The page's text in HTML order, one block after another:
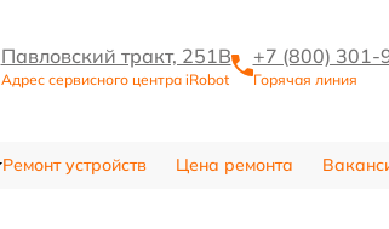
Павловский тракт, 251В
Адрес сервисного центра iRobot
+7 (800) 301-
Горячая линия
Ремонт устройств Цена ремонта